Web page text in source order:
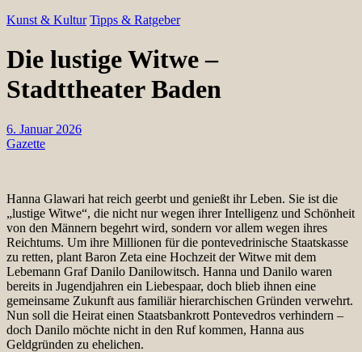
Kunst & Kultur Tipps & Ratgeber
Die lustige Witwe –
Stadttheater Baden
6. Januar 2026
Gazette
Hanna Glawari hat reich geerbt und genießt ihr Leben. Sie ist die
„lustige Witwe“, die nicht nur wegen ihrer Intelligenz und Schönheit
von den Männern begehrt wird, sondern vor allem wegen ihres
Reichtums. Um ihre Millionen für die pontevedrinische Staatskasse
zu retten, plant Baron Zeta eine Hochzeit der Witwe mit dem
Lebemann Graf Danilo Danilowitsch. Hanna und Danilo waren
bereits in Jugendjahren ein Liebespaar, doch blieb ihnen eine
gemeinsame Zukunft aus familiär hierarchischen Gründen verwehrt.
Nun soll die Heirat einen Staatsbankrott Pontevedros verhindern –
doch Danilo möchte nicht in den Ruf kommen, Hanna aus
Geldgründen zu ehelichen.